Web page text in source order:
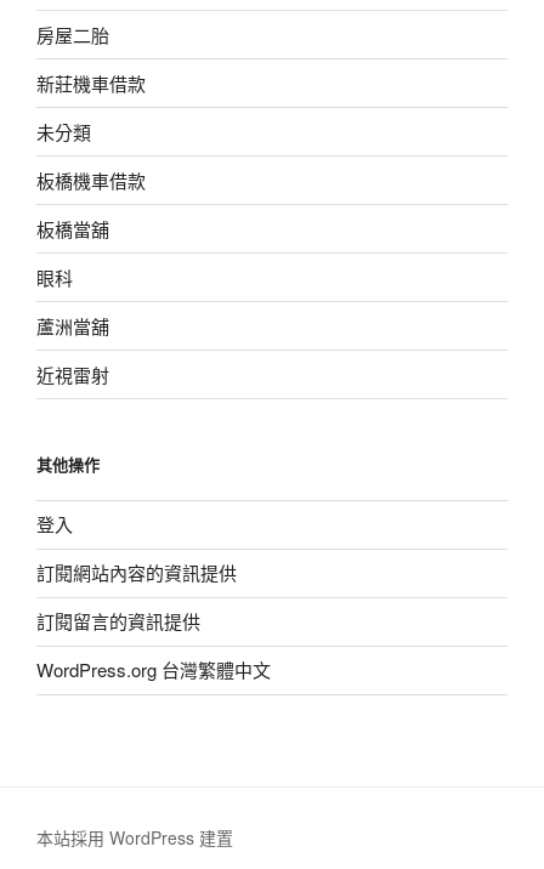
房屋二胎
新莊機車借款
未分類
板橋機車借款
板橋當舖
眼科
蘆洲當舖
近視雷射
其他操作
登入
訂閱網站內容的資訊提供
訂閱留言的資訊提供
WordPress.org 台灣繁體中文
本站採用 WordPress 建置